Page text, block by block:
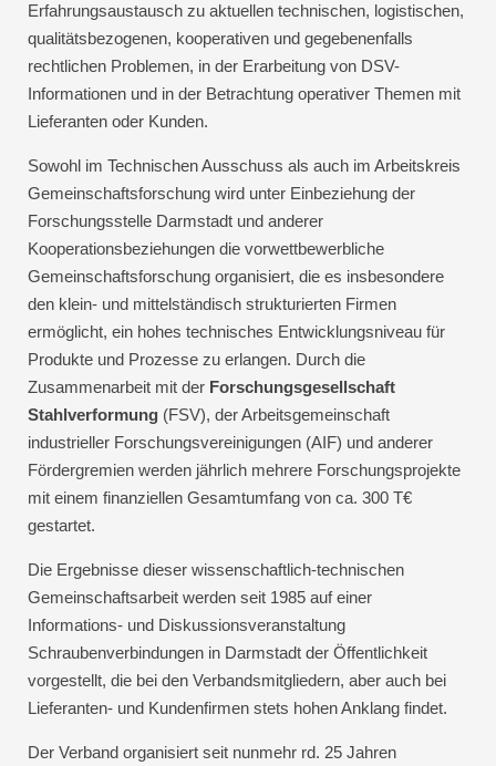
Erfahrungsaustausch zu aktuellen technischen, logistischen,
qualitätsbezogenen, kooperativen und gegebenenfalls
rechtlichen Problemen, in der Erarbeitung von DSV-
Informationen und in der Betrachtung operativer Themen mit
Lieferanten oder Kunden.
Sowohl im Technischen Ausschuss als auch im Arbeitskreis
Gemeinschaftsforschung wird unter Einbeziehung der
Forschungsstelle Darmstadt und anderer
Kooperationsbeziehungen die vorwettbewerbliche
Gemeinschaftsforschung organisiert, die es insbesondere
den klein- und mittelständisch strukturierten Firmen
ermöglicht, ein hohes technisches Entwicklungsniveau für
Produkte und Prozesse zu erlangen. Durch die
Zusammenarbeit mit der Forschungsgesellschaft
Stahlverformung (FSV), der Arbeitsgemeinschaft
industrieller Forschungsvereinigungen (AIF) und anderer
Fördergremien werden jährlich mehrere Forschungsprojekte
mit einem finanziellen Gesamtumfang von ca. 300 T€
gestartet.
Die Ergebnisse dieser wissenschaftlich-technischen
Gemeinschaftsarbeit werden seit 1985 auf einer
Informations- und Diskussionsveranstaltung
Schraubenverbindungen in Darmstadt der Öffentlichkeit
vorgestellt, die bei den Verbandsmitgliedern, aber auch bei
Lieferanten- und Kundenfirmen stets hohen Anklang findet.
Der Verband organisiert seit nunmehr rd. 25 Jahren